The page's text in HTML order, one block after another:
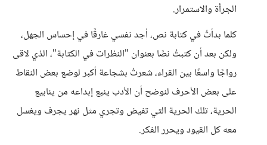
الجرأة والاستمرار.
كلما بدأتُ في كتابة نص، أجد نفسي غارقًا في إحساس الجهل،
ولكن بعد أن كتبتُ نصًا بعنوان "النظرات في الكتابة"، الذي لاقى
رواجًا واسعًا بين القراء، شعرتُ بشجاعة أكبر لوضع بعض النقاط
على بعض الأحرف لنوضح أن الأدب ينبع إبداعه من ينابيع
الحرية، تلك الحرية التي تفيض وتجري مثل نهر يجرف ويغسل
معه كل القيود ويحرر الفكر.